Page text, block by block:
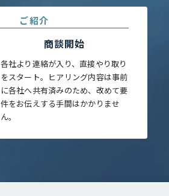
ご紹介
商談開始
各社より連絡が入り、直接やり取り
をスタート。ヒアリング内容は事前
に各社へ共有済みのため、改めて要
件をお伝えする手間はかかりませ
ん。